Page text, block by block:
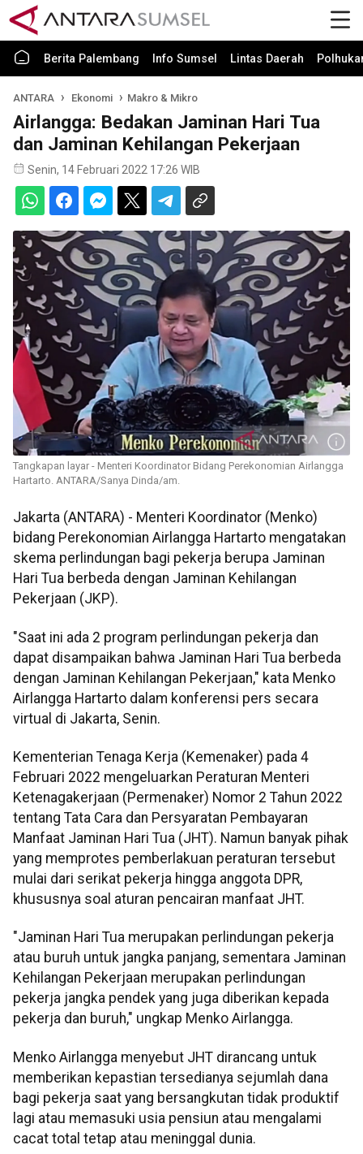
Berita Palembang Info Sumsel Lintas Daerah
ANTARA Ekonomi Makro & Mikro
Airlangga: Bedakan Jaminan Hari Tua
dan Jaminan Kehilangan Pekerjaan
Senin, 14 Februari 2022 17:26 WIB
Tangkapan layar - Menteri Koordinator Bidang Perekonomian Airlangga
Hartarto. ANTARA/Sanya Dinda/am.
Jakarta (ANTARA) - Menteri Koordinator (Menko)
bidang Perekonomian Airlangga Hartarto mengatakan
skema perlindungan bagi pekerja berupa Jaminan
Hari Tua berbeda dengan Jaminan Kehilangan
Pekerjaan (JKP).
"Saat ini ada 2 program perlindungan pekerja dan
dapat disampaikan bahwa Jaminan Hari Tua berbeda
dengan Jaminan Kehilangan Pekerjaan," kata Menko
Airlangga Hartarto dalam konferensi pers secara
virtual di Jakarta, Senin.
Kementerian Tenaga Kerja (Kemenaker) pada 4
Februari 2022 mengeluarkan Peraturan Menteri
Ketenagakerjaan (Permenaker) Nomor 2 Tahun 2022
tentang Tata Cara dan Persyaratan Pembayaran
Manfaat Jaminan Hari Tua (JHT). Namun banyak pihak
yang memprotes pemberlakuan peraturan tersebut
mulai dari serikat pekerja hingga anggota DPR,
khususnya soal aturan pencairan manfaat JHT.
"Jaminan Hari Tua merupakan perlindungan pekerja
atau buruh untuk jangka panjang, sementara Jaminan
Kehilangan Pekerjaan merupakan perlindungan
pekerja jangka pendek yang juga diberikan kepada
pekerja dan buruh," ungkap Menko Airlangga.
Menko Airlangga menyebut JHT dirancang untuk
memberikan kepastian tersedianya sejumlah dana
bagi pekerja saat yang bersangkutan tidak produktif
lagi atau memasuki usia pensiun atau mengalami
cacat total tetap atau meninggal dunia.